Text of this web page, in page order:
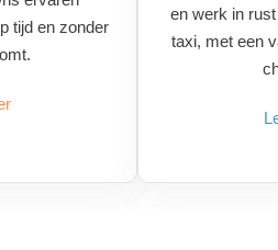
tijd en zonder
en werk in
taxi, met een